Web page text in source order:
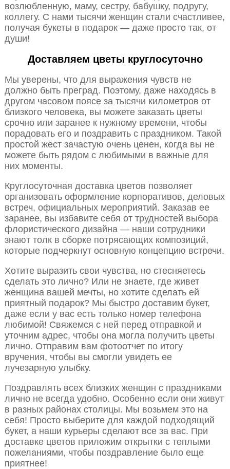
возлюбленную, маму, сестру, бабушку, подругу,
коллегу. С нами тысячи женщин стали счастливее,
получая букеты в подарок — даже просто так, от
души!
Доставляем цветы круглосуточно
Мы уверены, что для выражения чувств не
должно быть преград. Поэтому, даже находясь в
другом часовом поясе за тысячи километров от
близкого человека, вы можете заказать цветы
срочно или заранее к нужному времени, чтобы
порадовать его и поздравить с праздником. Такой
простой жест зачастую очень ценен, когда вы не
можете быть рядом с любимыми в важные для
них моменты.
Круглосуточная доставка цветов позволяет
организовать оформление корпоративов, деловых
встреч, официальных мероприятий. Заказав ее
заранее, вы избавите себя от трудностей выбора
флористического дизайна — наши сотрудники
знают толк в сборке потрясающих композиций,
которые подчеркнут основную концепцию встречи.
Хотите выразить свои чувства, но стесняетесь
сделать это лично? Или не знаете, где живет
женщина вашей мечты, но хотите сделать ей
приятный подарок? Мы быстро доставим букет,
даже если у вас есть только номер телефона
любимой! Свяжемся с ней перед отправкой и
уточним адрес, чтобы она могла получить цветы
лично. Отправим вам фотоотчет по итогу
вручения, чтобы вы смогли увидеть ее
лучезарную улыбку.
Поздравлять всех близких женщин с праздниками
лично не всегда удобно. Особенно если они живут
в разных районах столицы. Мы возьмем это на
себя! Просто выберите для каждой подходящий
букет, а наши курьеры сделают все за вас. При
доставке цветов приложим открытки с теплыми
пожеланиями, чтобы поздравление было еще
приятнее!